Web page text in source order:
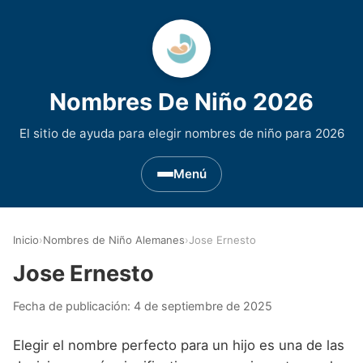
Nombres De Niño 2026
El sitio de ayuda para elegir nombres de niño para 2026
Menú
Nombres de niño que empiezan por D
Nombres de Niño Asturianos
Nombres de Niño Celtas
Inicio›Nombres de Niño Alemanes›Jose Ernesto
Jose Ernesto
Fecha de publicación: 4 de septiembre de 2025
Elegir el nombre perfecto para un hijo es una de las